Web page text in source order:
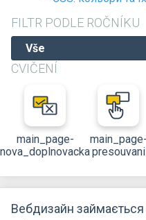
FILTR PODLE ROČNÍKU
CVIČENÍ
main_page-
nova_doplnovacka
main_page-
presouvani
Вебдизайн